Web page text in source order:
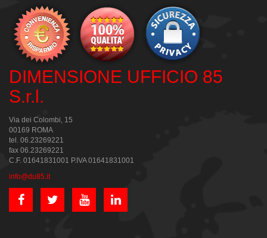
DIMENSIONE UFFICIO 85
S.r.l.
Via dei Colombi, 15
00169 ROMA
tel. 06.23269221
fax 06.23269221
C.F. 01641831001 P.IVA 01641831001
info@du85.it